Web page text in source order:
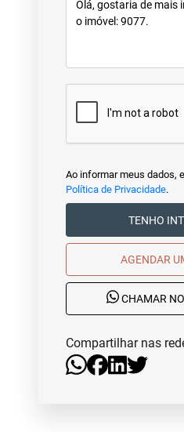
Ao informar meus dados,
Política de Privacidade.
CHAMAR
Compartilhar nas